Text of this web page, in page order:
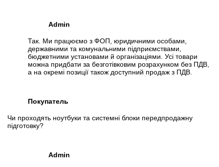
Admin
Так. Ми працюємо з ФОП, юридичними особами,
державними та комунальними підприємствами,
бюджетними установами й організаціями. Усі товари
можна придбати за безготівковим розрахунком без ПДВ,
а на окремі позиції також доступний продаж з ПДВ.
Покупатель
Чи проходять ноутбуки та системні блоки передпродажну
підготовку?
Admin